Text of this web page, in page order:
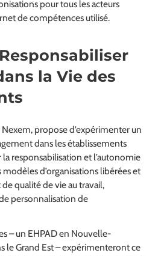
pour tous les acteurs
de compétences utilisé.
la Vie des
Nexem, propose d’expérimenter un
dans les établissements
responsabilisation et l’autonomie
modèles d’organisations libérées et
qualité de vie au travail,
personnalisation de
– un EHPAD en Nouvelle-
le Grand Est – expérimenteront ce